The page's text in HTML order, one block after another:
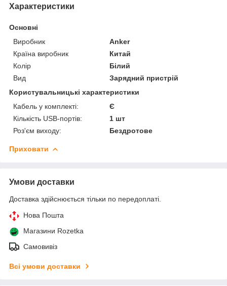
Характеристики
Основні
Виробник
Anker
Країна виробник
Китай
Колір
Білий
Вид
Зарядний пристрій
Користувальницькі характеристики
Кабель у комплекті:
Є
Кількість USB-портів:
1 шт
Роз'єм виходу:
Бездротове
Приховати
Умови доставки
Доставка здійснюється тільки по передоплаті.
Нова Пошта
Магазини Rozetka
Самовивіз
Всі умови доставки